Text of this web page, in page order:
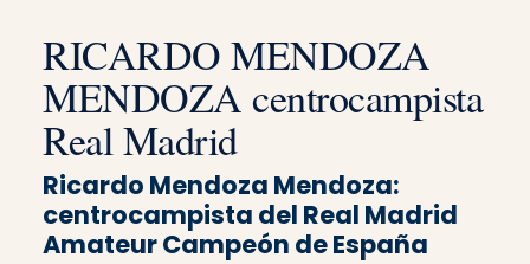
RICARDO MENDOZA
MENDOZA centrocampista
Real Madrid
Ricardo Mendoza Mendoza:
centrocampista del Real Madrid
Amateur Campeón de España